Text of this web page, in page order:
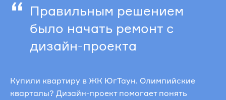
“ Правильным решением
было начать ремонт с
дизайн-проекта
Купили квартиру в ЖК ЮгТаун. Олимпийские
кварталы? Дизайн-проект помогает понять